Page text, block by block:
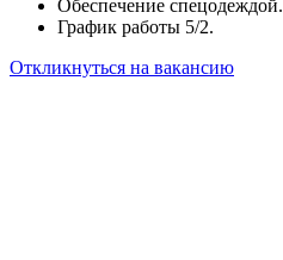
Обеспечение спецодеждой.
График работы 5/2.
Откликнуться на вакансию